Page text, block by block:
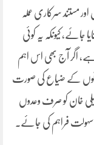
مستند سرکاری عملہ
جائے، کیونکہ یہ کوئی
ہے، اگر آج بھی اس اہم
جانوں کے ضیاع کی صورت
خان کو صرف وعدوں
فراہم کی جائے۔